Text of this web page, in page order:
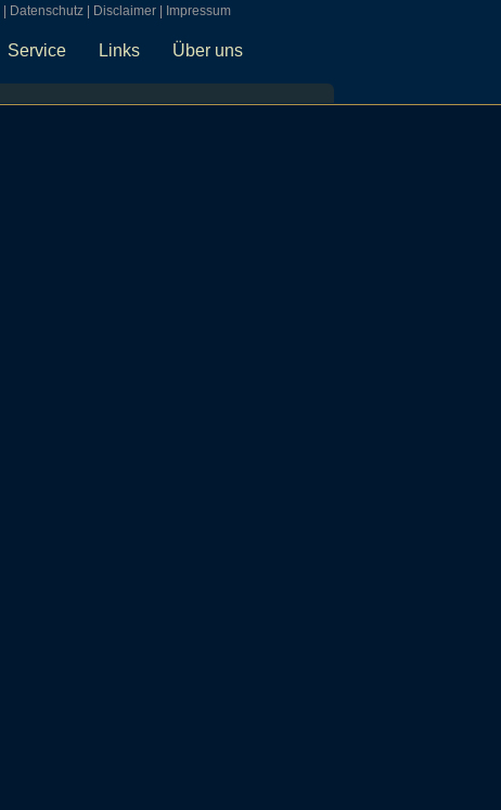
Datenschutz Disclaimer Impressum
Service Links Über uns